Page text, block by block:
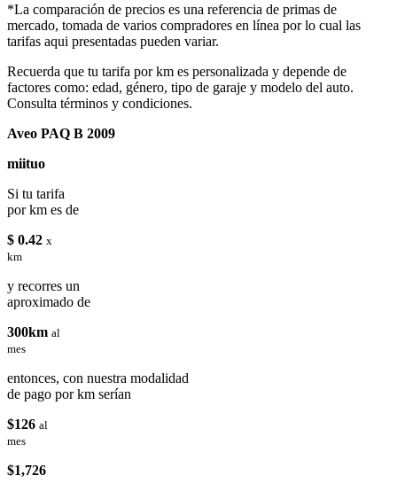
*La comparación de precios es una referencia de primas de
mercado, tomada de varios compradores en línea por lo cual las
tarifas aqui presentadas pueden variar.
Recuerda que tu tarifa por km es personalizada y depende de
factores como: edad, género, tipo de garaje y modelo del auto.
Consulta términos y condiciones.
Aveo PAQ B 2009
miituo
Si tu tarifa
por km es de
$ 0.42 x
km
y recorres un
aproximado de
300km al
mes
entonces, con nuestra modalidad
de pago por km serían
$126 al
mes
$1,726